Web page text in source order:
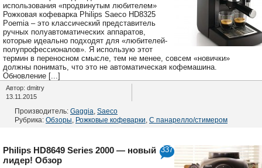
использования «продвинутым любителем»
Рожковая кофеварка Philips Saeco HD8325
Poemia – это классический представитель
ручных полуавтоматических аппаратов,
которые идеально подходят для «любителей-
полупрофессионалов». Я использую этот
термин в переносном смысле, тем не менее, совсем «новички»
должны понимать, что это не автоматическая кофемашина.
Обновление [...]
Автор: dmitry
13.11.2015
Производитель: Gaggia Saeco
Рубрика: Обзоры Рожковые кофеварки С панарелло/стимером
337
Philips HD8649 Series 2000 — новый
лидер! Обзор